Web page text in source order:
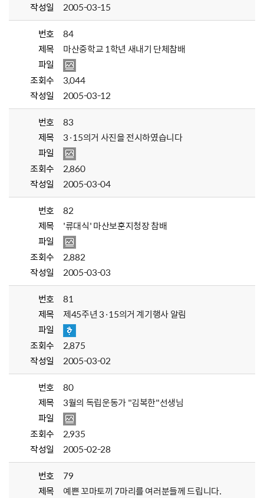
작성일
2005-03-15
번호
84
제목
마산중학교 1학년 새내기 단체참배
파일
조회수
3,044
작성일
2005-03-12
번호
83
제목
3·15의거 사진을 전시하였습니다
파일
조회수
2,860
작성일
2005-03-04
번호
82
제목
'류대식' 마산보훈지청장 참배
파일
조회수
2,882
작성일
2005-03-03
번호
81
제목
제45주년 3·15의거 계기행사 알림
파일
조회수
2,875
작성일
2005-03-02
번호
80
제목
3월의 독립운동가 "김복한"선생님
파일
조회수
2,935
작성일
2005-02-28
번호
79
제목
예쁜 꼬마토끼 7마리를 여러분들께 드립니다.